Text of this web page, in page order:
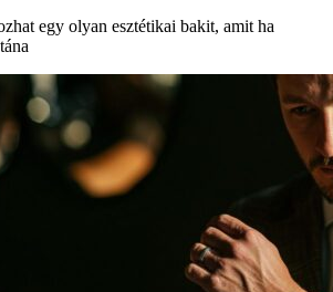
egy olyan esztétikai bakit, amit ha